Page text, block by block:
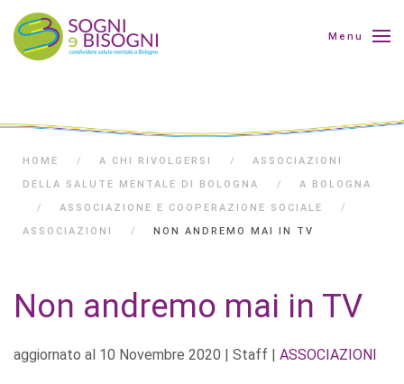
Menu
HOME A CHI RIVOLGERSI
ASSOCIAZIONI
DELLA SALUTE MENTALE DI BOLOGNA
A BOLOGNA
ASSOCIAZIONE E COOPERAZIONE SOCIALE
ASSOCIAZIONI
NON ANDREMO MAI IN TV
Non andremo mai in TV
aggiornato al 10 Novembre 2020 | Staff | ASSOCIAZIONI